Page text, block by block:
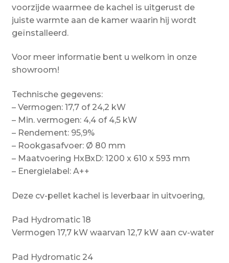
voorzijde waarmee de kachel is uitgerust de
juiste warmte aan de kamer waarin hij wordt
geïnstalleerd.
Voor meer informatie bent u welkom in onze
showroom!
Technische gegevens:
– Vermogen: 17,7 of 24,2 kW
– Min. vermogen: 4,4 of 4,5 kW
– Rendement: 95,9%
– Rookgasafvoer: Ø 80 mm
– Maatvoering HxBxD: 1200 x 610 x 593 mm
– Energielabel: A++
Deze cv-pellet kachel is leverbaar in uitvoering,
Pad Hydromatic 18
Vermogen 17,7 kW waarvan 12,7 kW aan cv-water
Pad Hydromatic 24